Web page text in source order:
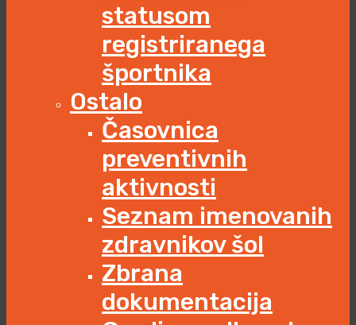
statusom
registriranega
športnika
Ostalo
Časovnica
preventivnih
aktivnosti
Seznam imenovanih
zdravnikov šol
Zbrana
dokumentacija